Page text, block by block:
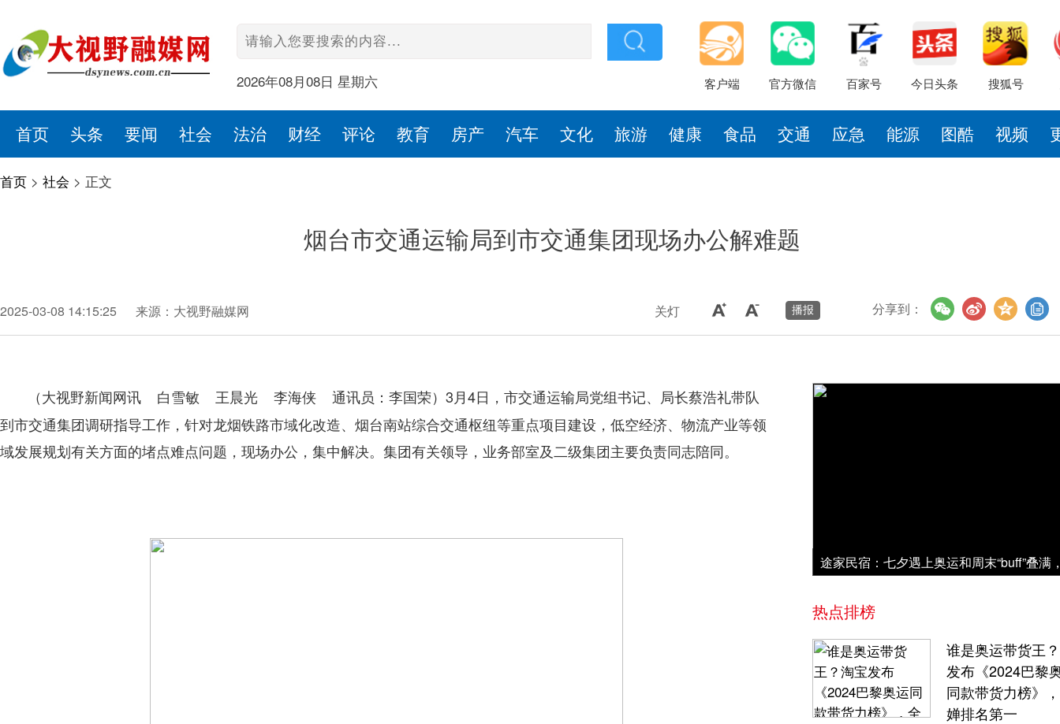
2026年08月08日 星期六 客户端 官方微信 百家号 今日头条 搜狐号
首页 头条 要闻 社会 法治 财经 评论 教育 房产 汽车 文化 旅游 健康 食品 交通 应急 能源 图酷 视频
首页 > 社会 > 正文
烟台市交通运输局到市交通集团现场办公解难题
2025-03-08 14:15:25 来源：大视野融媒网 关灯 分享到：
（大视野新闻网讯 白雪敏 王晨光 李海侠 通讯员：李国荣） 3月4日，市交通运输局党组书记、局长蔡浩礼带队
到市交通集团调研指导工作，针对龙烟铁路市域化改造、烟台南站综合交通枢纽等重点项目建设，低空经济、物流产业等领
域发展规划有关方面的堵点难点问题，现场办公，集中解决。集团有关领导，业务部室及二级集团主要负责同志陪同。
热点排榜
谁是奥运带货王
发布《2024巴黎
同款带货力榜》
婵排名第一